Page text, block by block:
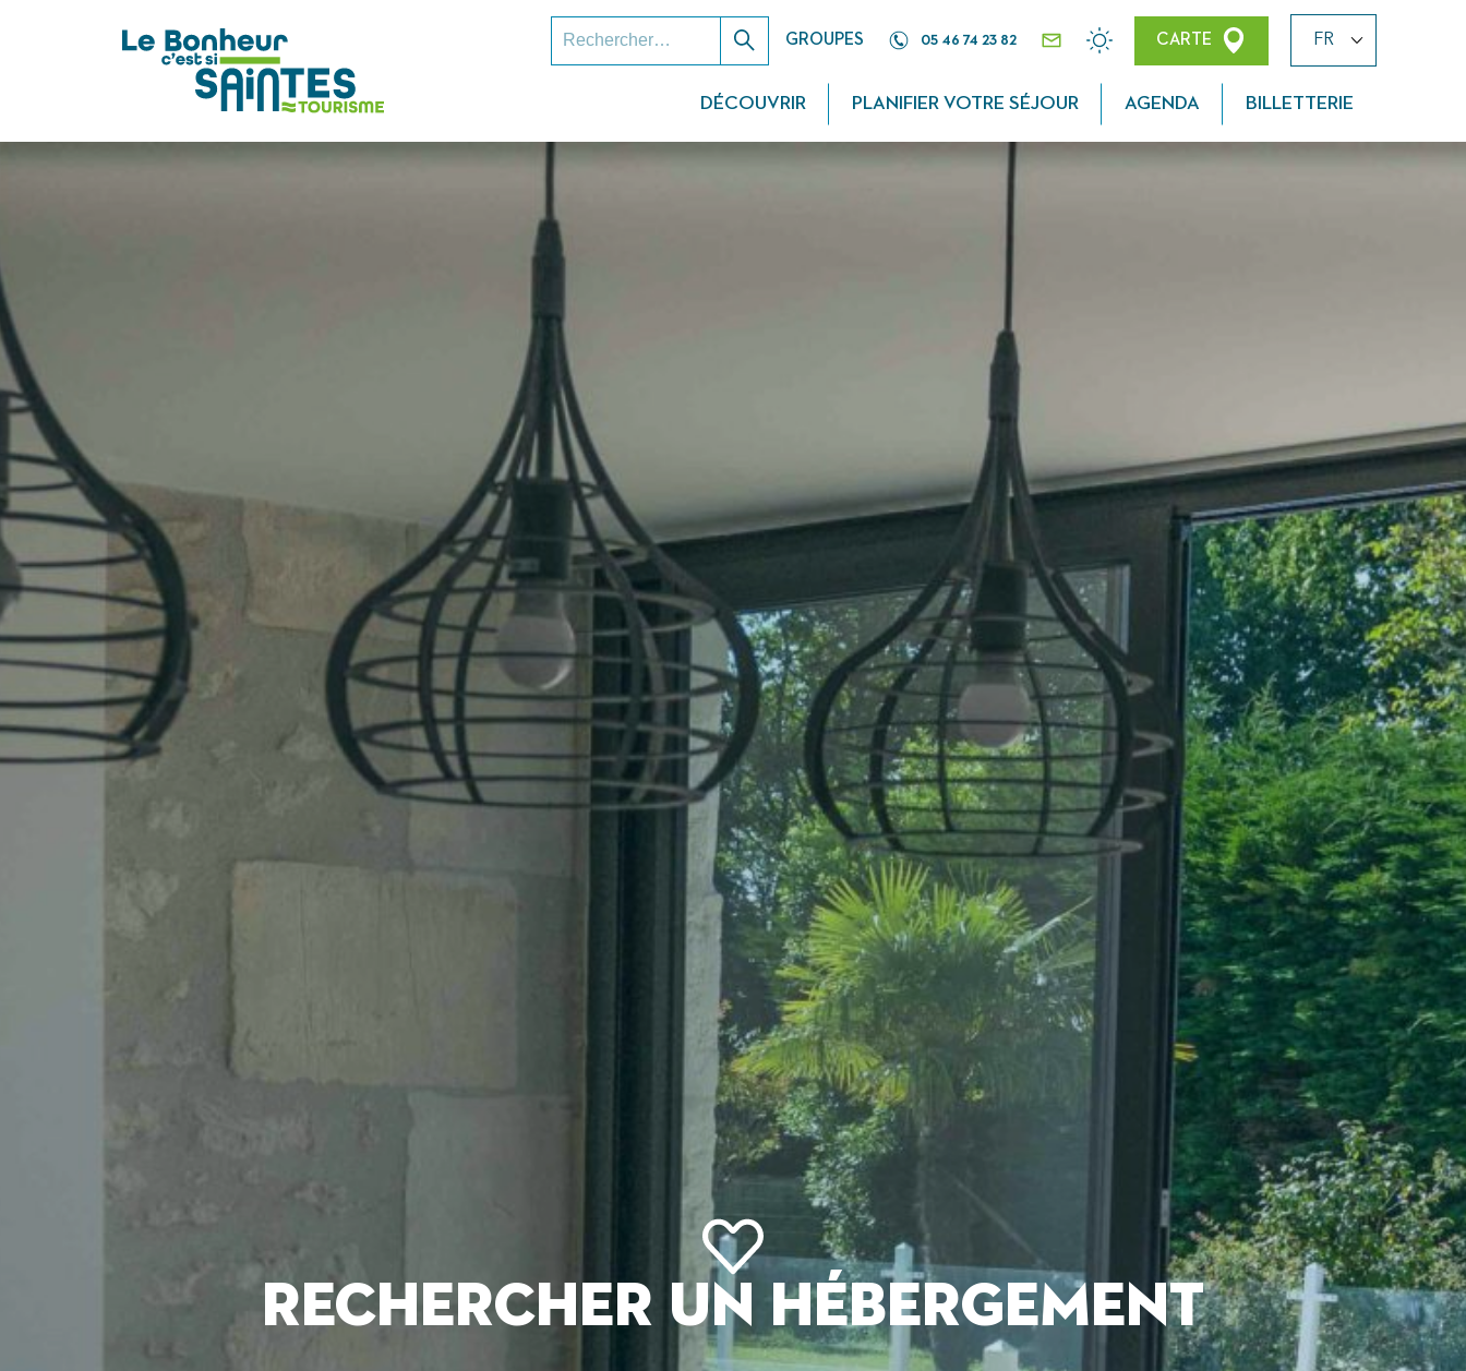
DÉCOUVRIR PLANIFIER VOTRE SÉJOUR AGENDA BILLETTERIE
Rechercher
GROUPES 05 46 74 23 82
CONTACTMÉTÉO
CARTE
RECHERCHER UN HÉBERGEMENT